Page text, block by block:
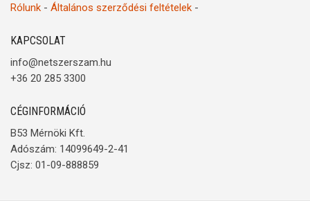
Rólunk - Általános szerződési feltételek -
KAPCSOLAT
info@netszerszam.hu
+36 20 285 3300
CÉGINFORMÁCIÓ
B53 Mérnöki Kft.
Adószám: 14099649-2-41
Cjsz: 01-09-888859